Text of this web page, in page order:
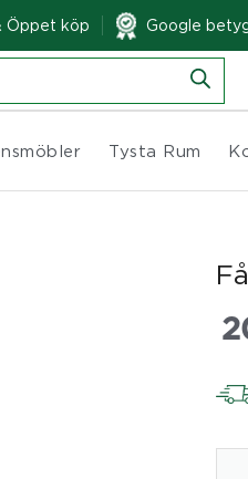
Öppet köp Google
Tysta Rum